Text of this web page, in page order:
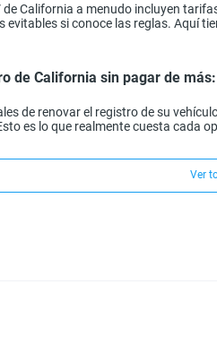
de California a menudo incluyen
evitables si conoce las reglas. Aquí
de California sin pagar de
de renovar el registro de su
es lo que realmente cuesta cada
Ver